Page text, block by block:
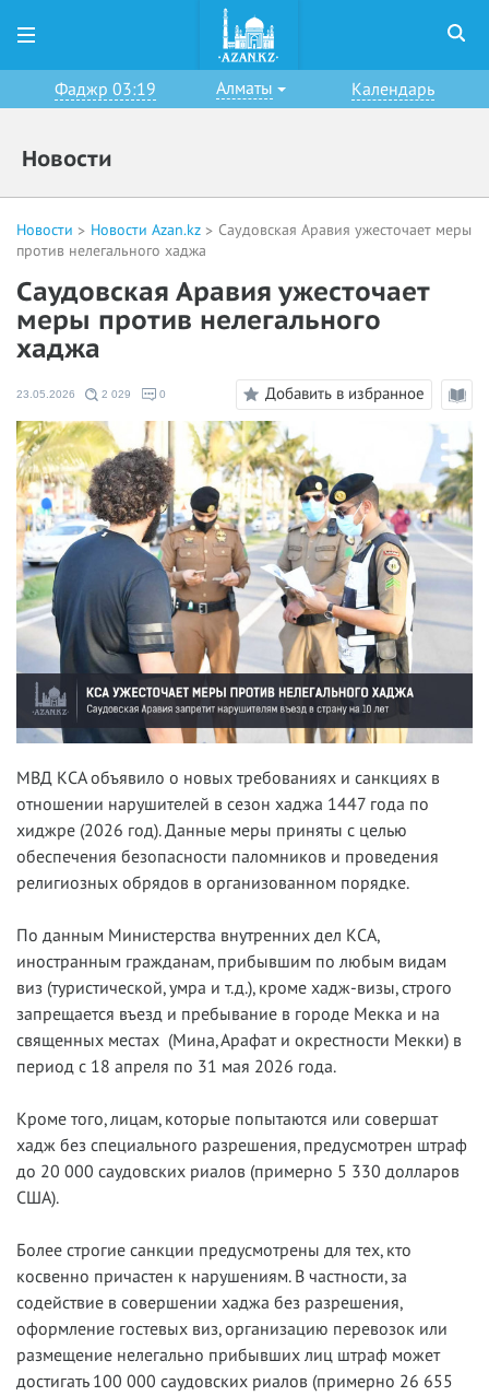
Фаджр 03:19 Алматы Календарь
Новости
Новости Новости Azan.kz
Саудовская Аравия ужесточает меры
против нелегального хаджа
Саудовская Аравия ужесточает
меры против нелегального
хаджа
23.05.2026 2 029 0
Добавить в избранное
МВД КСА объявило о новых требованиях и санкциях в
отношении нарушителей в сезон хаджа 1447 года по
хиджре (2026 год). Данные меры приняты с целью
обеспечения безопасности паломников и проведения
религиозных обрядов в организованном порядке.
По данным Министерства внутренних дел КСА,
иностранным гражданам, прибывшим по любым видам
виз (туристической, умра и т.д.), кроме хадж-визы, строго
запрещается въезд и пребывание в городе Мекка и на
священных местах (Мина, Арафат и окрестности Мекки) в
период с 18 апреля по 31 мая 2026 года.
Кроме того, лицам, которые попытаются или совершат
хадж без специального разрешения, предусмотрен штраф
до 20 000 саудовских риалов (примерно 5 330 долларов
США).
Более строгие санкции предусмотрены для тех, кто
косвенно причастен к нарушениям. В частности, за
содействие в совершении хаджа без разрешения,
оформление гостевых виз, организацию перевозок или
размещение нелегально прибывших лиц штраф может
достигать 100 000 саудовских риалов (примерно 26 655